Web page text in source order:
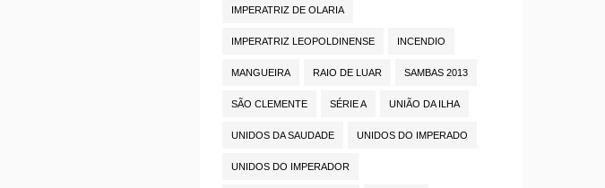
IMPERATRIZ DE OLARIA
IMPERATRIZ LEOPOLDINENSE INCENDIO
MANGUEIRA RAIO DE LUAR SAMBAS 2013
SÃO CLEMENTE SÉRIE A UNIÃO DA ILHA
UNIDOS DA SAUDADE UNIDOS DO IMPERADO
UNIDOS DO IMPERADOR